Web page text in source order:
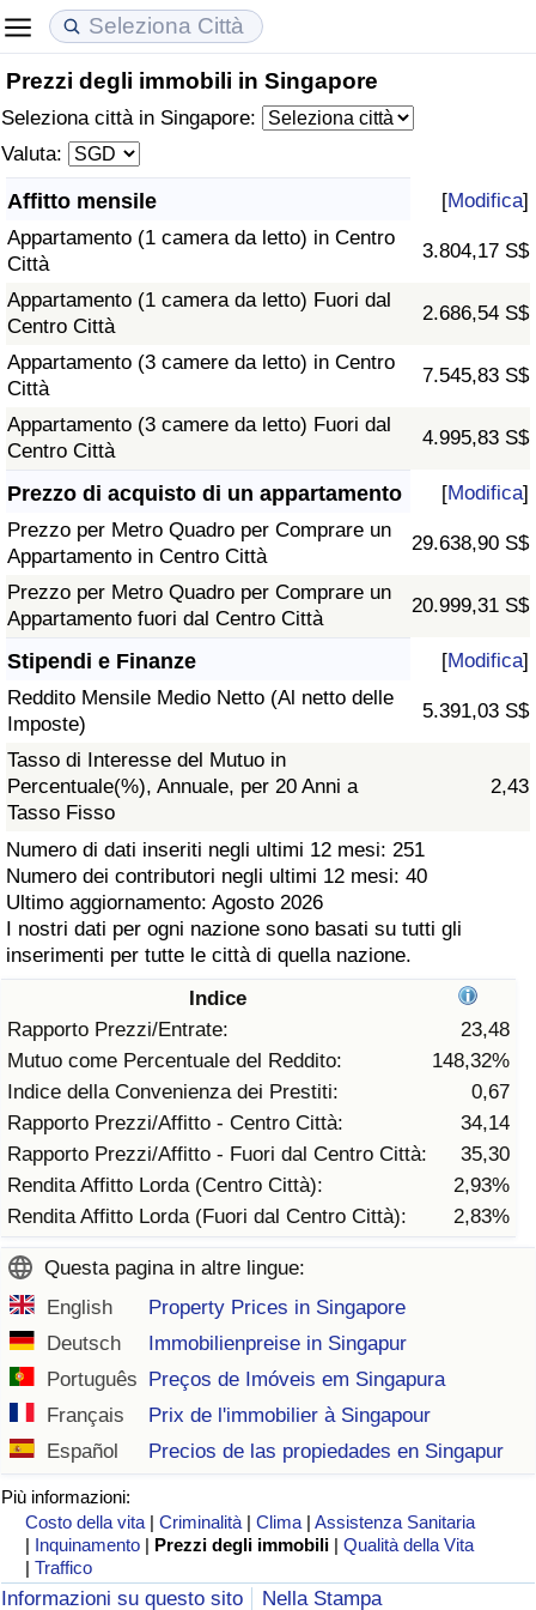
Prezzi degli immobili in Singapore
Seleziona città in Singapore:
Valuta:
Affitto mensile [Modifica]
Appartamento (1 camera da letto) in Centro
Città
3.804,17 S$
Appartamento (1 camera da letto) Fuori dal
Centro Città
2.686,54 S$
Appartamento (3 camere da letto) in Centro
Città
7.545,83 S$
Appartamento (3 camere da letto) Fuori dal
Centro Città
4.995,83 S$
Prezzo di acquisto di un appartamento [Modifica]
Prezzo per Metro Quadro per Comprare un
Appartamento in Centro Città
29.638,90 S$
Prezzo per Metro Quadro per Comprare un
Appartamento fuori dal Centro Città
20.999,31 S$
Stipendi e Finanze [Modifica]
Reddito Mensile Medio Netto (Al netto delle
Imposte)
5.391,03 S$
Tasso di Interesse del Mutuo in
Percentuale(%), Annuale, per 20 Anni a
Tasso Fisso
2,43
Numero di dati inseriti negli ultimi 12 mesi: 251
Numero dei contributori negli ultimi 12 mesi: 40
Ultimo aggiornamento: Agosto 2026
I nostri dati per ogni nazione sono basati su tutti gli
inserimenti per tutte le città di quella nazione.
Indice
Rapporto Prezzi/Entrate:
23,48
Mutuo come Percentuale del Reddito:
148,32%
Indice della Convenienza dei Prestiti:
0,67
Rapporto Prezzi/Affitto - Centro Città:
34,14
Rapporto Prezzi/Affitto - Fuori dal Centro Città:
35,30
Rendita Affitto Lorda (Centro Città):
2,93%
Rendita Affitto Lorda (Fuori dal Centro Città):
2,83%
Questa pagina in altre lingue:
English
Property Prices in Singapore
Deutsch
Immobilienpreise in Singapur
Português Preços de Imóveis em Singapura
Français
Prix de l'immobilier à Singapour
Español
Precios de las propiedades en Singapur
Più informazioni:
Costo della vita |Criminalità |Clima |Assistenza Sanitaria
| Inquinamento | Prezzi degli immobili |Qualità della Vita
|Traffico
Informazioni su questo sito Nella Stampa
Costo della vita
Indice Del Costo Della Vita (corrente)
Indice Del Costo Della Vita
Indice del Costo della Vita per Nazione
ad Aqaba
Prezzi degli immobili
Indice del Prezzo delle Case (Corrente)
Indice del Prezzo delle Case
Indice del Prezzo delle Case per Nazione
Qualità della Vita
Indice della Qualità della Vita
Indice della Qualità della Vita (Corrente)
Indice della qualità della vita per Paese
Criminalità
Indice del Tasso di Criminalità (Corrente)
Indice della Criminalità
Indice di criminalità per paese
Assistenza Sanitaria
Indice dell’Assistenza Sanitaria
Indice dell’Assistenza Sanitaria per
Nazione
Inquinamento
Indice dell’Inquinamento (Corrente)
Indice di inquinamento
Indice dell’Inquinamento per Nazione
Traffico
Indice del Traffico
Indice del traffico (Corrente)
Indice del traffico per Nazione